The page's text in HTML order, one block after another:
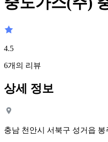
4.5
6개의 리뷰
상세 정보
충남 천안시 서북구 성거읍 봉